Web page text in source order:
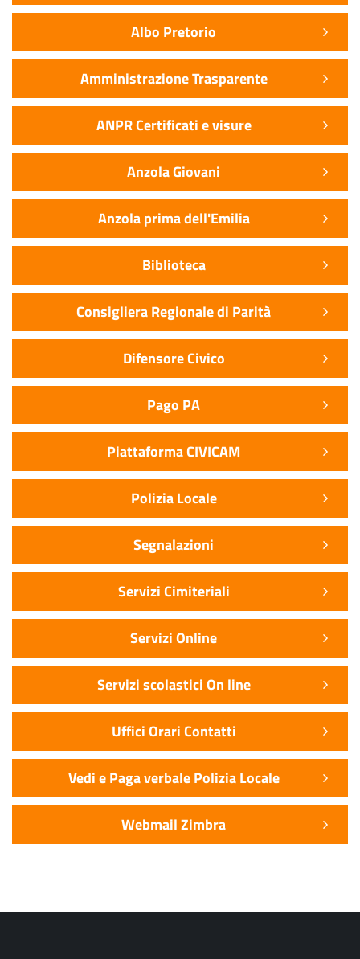
Albo Pretorio
Amministrazione Trasparente
ANPR Certificati e visure
Anzola Giovani
Anzola prima dell'Emilia
Biblioteca
Consigliera Regionale di Parità
Difensore Civico
Pago PA
Piattaforma CIVICAM
Polizia Locale
Segnalazioni
Servizi Cimiteriali
Servizi Online
Servizi scolastici On line
Uffici Orari Contatti
Vedi e Paga verbale Polizia Locale
Webmail Zimbra